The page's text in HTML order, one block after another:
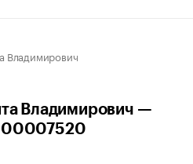
Владимирович
Владимирович —